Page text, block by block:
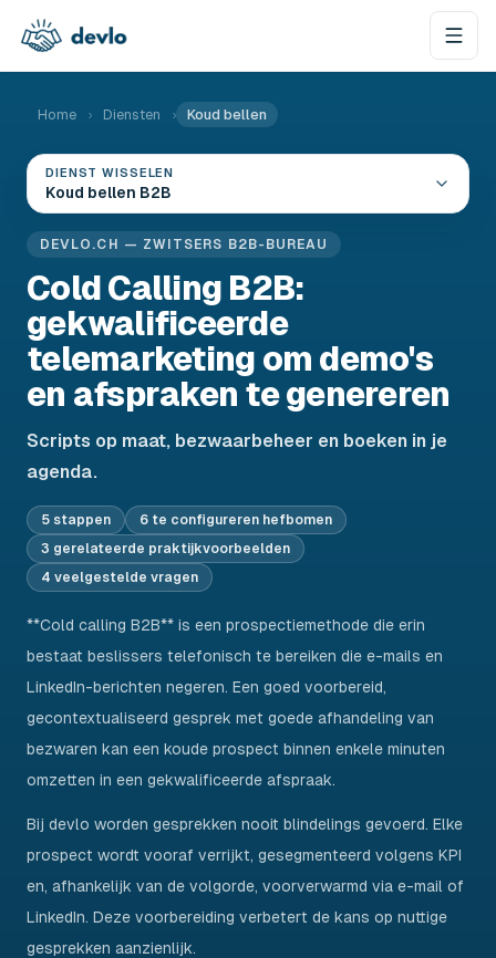
Home › Diensten › Koud bellen
DIENST WISSELEN
Koud bellen B2B
DEVLO.CH — ZWITSERS B2B-BUREAU
Cold Calling B2B:
gekwalificeerde
telemarketing om demo's
en afspraken te genereren
Scripts op maat, bezwaarbeheer en boeken in je
agenda.
5 stappen
6 te configureren hefbomen
3 gerelateerde praktijkvoorbeelden
4 veelgestelde vragen
**Cold calling B2B** is een prospectiemethode die erin
bestaat beslissers telefonisch te bereiken die e-mails en
LinkedIn-berichten negeren. Een goed voorbereid,
gecontextualiseerd gesprek met goede afhandeling van
bezwaren kan een koude prospect binnen enkele minuten
omzetten in een gekwalificeerde afspraak.
Bij devlo worden gesprekken nooit blindelings gevoerd. Elke
prospect wordt vooraf verrijkt, gesegmenteerd volgens KPI
en, afhankelijk van de volgorde, voorverwarmd via e-mail of
LinkedIn. Deze voorbereiding verbetert de kans op nuttige
gesprekken aanzienlijk.